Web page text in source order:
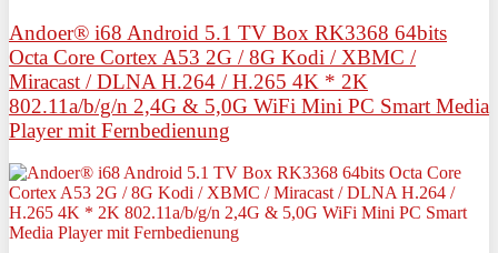
Andoer® i68 Android 5.1 TV Box RK3368 64bits
Octa Core Cortex A53 2G / 8G Kodi / XBMC /
Miracast / DLNA H.264 / H.265 4K * 2K
802.11a/b/g/n 2,4G & 5,0G WiFi Mini PC Smart Media
Player mit Fernbedienung